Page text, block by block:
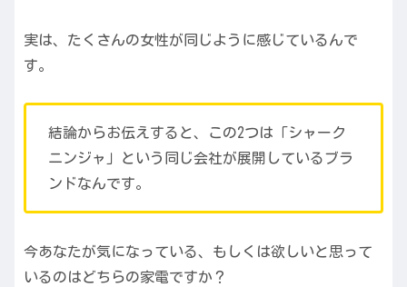
実は、たくさんの女性が同じように感じているんで
す。
結論からお伝えすると、この2つは「シャーク
ニンジャ」という同じ会社が展開しているブラ
ンドなんです。
今あなたが気になっている、もしくは欲しいと思って
いるのはどちらの家電ですか？